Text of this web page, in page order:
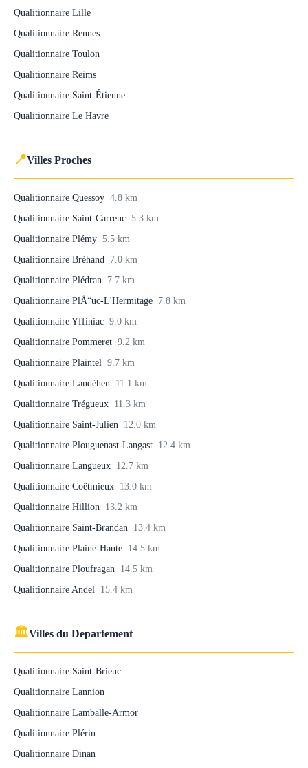
Qualitionnaire Lille
Qualitionnaire Rennes
Qualitionnaire Toulon
Qualitionnaire Reims
Qualitionnaire Saint-Étienne
Qualitionnaire Le Havre
📍Villes Proches
Qualitionnaire Quessoy 4.8 km
Qualitionnaire Saint-Carreuc 5.3 km
Qualitionnaire Plémy 5.5 km
Qualitionnaire Bréhand 7.0 km
Qualitionnaire Plédran 7.7 km
Qualitionnaire PlÅ“uc-L'Hermitage 7.8 km
Qualitionnaire Yffiniac 9.0 km
Qualitionnaire Pommeret 9.2 km
Qualitionnaire Plaintel 9.7 km
Qualitionnaire Landéhen 11.1 km
Qualitionnaire Trégueux 11.3 km
Qualitionnaire Saint-Julien 12.0 km
Qualitionnaire Plouguenast-Langast 12.4 km
Qualitionnaire Langueux 12.7 km
Qualitionnaire Coëtmieux 13.0 km
Qualitionnaire Hillion 13.2 km
Qualitionnaire Saint-Brandan 13.4 km
Qualitionnaire Plaine-Haute 14.5 km
Qualitionnaire Ploufragan 14.5 km
Qualitionnaire Andel 15.4 km
🏛Villes du Departement
Qualitionnaire Saint-Brieuc
Qualitionnaire Lannion
Qualitionnaire Lamballe-Armor
Qualitionnaire Plérin
Qualitionnaire Dinan